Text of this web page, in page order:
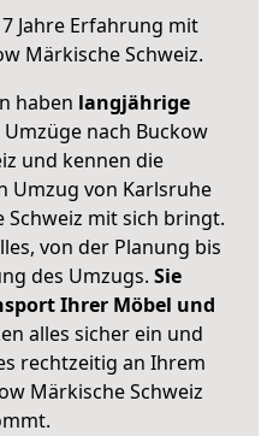
Jahre Erfahrung mit
Märkische Schweiz.
haben langjährige
nach Buckow
und kennen die
Umzug von Karlsruhe
Schweiz mit sich bringt.
von der Planung bis
des Umzugs. Sie
Ihrer Möbel und
alles sicher ein und
rechtzeitig an Ihrem
Märkische Schweiz